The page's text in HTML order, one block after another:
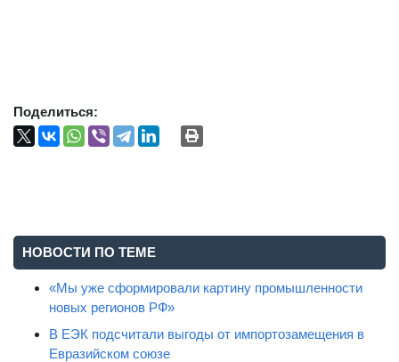
Поделиться:
НОВОСТИ ПО ТЕМЕ
«Мы уже сформировали картину промышленности
новых регионов РФ»
В ЕЭК подсчитали выгоды от импортозамещения в
Евразийском союзе